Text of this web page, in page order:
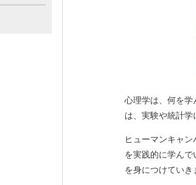
心理学は、何を学
は、実験や統計学
ヒューマンキャン
を実践的に学ん
を身につけていき